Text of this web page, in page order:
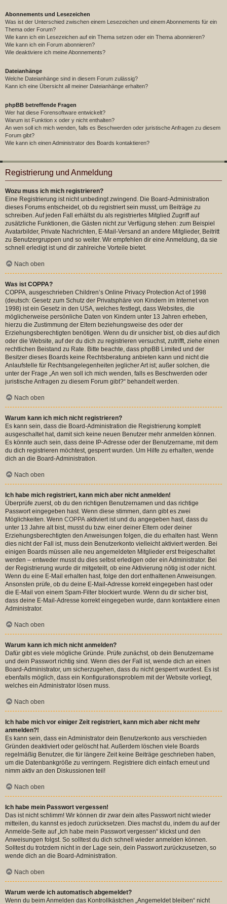
Abonnements und Lesezeichen
Was ist der Unterschied zwischen einem Lesezeichen und einem Abonnements für ein
Thema oder Forum?
Wie kann ich ein Lesezeichen auf ein Thema setzen oder ein Thema abonnieren?
Wie kann ich ein Forum abonnieren?
Wie deaktiviere ich meine Abonnements?
Dateianhänge
Welche Dateianhänge sind in diesem Forum zulässig?
Kann ich eine Übersicht all meiner Dateianhänge erhalten?
phpBB betreffende Fragen
Wer hat diese Forensoftware entwickelt?
Warum ist Funktion x oder y nicht enthalten?
An wen soll ich mich wenden, falls es Beschwerden oder juristische Anfragen zu diesem
Forum gibt?
Wie kann ich einen Administrator des Boards kontaktieren?
Registrierung und Anmeldung
Wozu muss ich mich registrieren?
Eine Registrierung ist nicht unbedingt zwingend. Die Board-Administration
dieses Forums entscheidet, ob du registriert sein musst, um Beiträge zu
schreiben. Auf jeden Fall erhältst du als registriertes Mitglied Zugriff auf
zusätzliche Funktionen, die Gästen nicht zur Verfügung stehen: zum Beispiel
Avatarbilder, Private Nachrichten, E-Mail-Versand an andere Mitglieder, Beitritt
zu Benutzergruppen und so weiter. Wir empfehlen dir eine Anmeldung, da sie
schnell erledigt ist und dir zahlreiche Vorteile bietet.
Nach oben
Was ist COPPA?
COPPA, ausgeschrieben Children’s Online Privacy Protection Act of 1998
(deutsch: Gesetz zum Schutz der Privatsphäre von Kindern im Internet von
1998) ist ein Gesetz in den USA, welches festlegt, dass Websites, die
möglicherweise persönliche Daten von Kindern unter 13 Jahren erheben,
hierzu die Zustimmung der Eltern beziehungsweise des oder der
Erziehungsberechtigten benötigen. Wenn du dir unsicher bist, ob dies auf dich
oder die Website, auf der du dich zu registrieren versuchst, zutrifft, ziehe einen
rechtlichen Beistand zu Rate. Bitte beachte, dass phpBB Limited und der
Besitzer dieses Boards keine Rechtsberatung anbieten kann und nicht die
Anlaufstelle für Rechtsangelegenheiten jeglicher Art ist; außer solchen, die
unter der Frage „An wen soll ich mich wenden, falls es Beschwerden oder
juristische Anfragen zu diesem Forum gibt?“ behandelt werden.
Nach oben
Warum kann ich mich nicht registrieren?
Es kann sein, dass die Board-Administration die Registrierung komplett
ausgeschaltet hat, damit sich keine neuen Benutzer mehr anmelden können.
Es könnte auch sein, dass deine IP-Adresse oder der Benutzername, mit dem
du dich registrieren möchtest, gesperrt wurden. Um Hilfe zu erhalten, wende
dich an die Board-Administration.
Nach oben
Ich habe mich registriert, kann mich aber nicht anmelden!
Überprüfe zuerst, ob du den richtigen Benutzernamen und das richtige
Passwort eingegeben hast. Wenn diese stimmen, dann gibt es zwei
Möglichkeiten. Wenn COPPA aktiviert ist und du angegeben hast, dass du
unter 13 Jahre alt bist, musst du bzw. einer deiner Eltern oder deiner
Erziehungsberechtigten den Anweisungen folgen, die du erhalten hast. Wenn
dies nicht der Fall ist, muss dein Benutzerkonto vielleicht aktiviert werden. Bei
einigen Boards müssen alle neu angemeldeten Mitglieder erst freigeschaltet
werden – entweder musst du dies selbst erledigen oder ein Administrator. Bei
der Registrierung wurde dir mitgeteilt, ob eine Aktivierung nötig ist oder nicht.
Wenn du eine E-Mail erhalten hast, folge den dort enthaltenen Anweisungen.
Ansonsten prüfe, ob du deine E-Mail-Adresse korrekt eingegeben hast oder
die E-Mail von einem Spam-Filter blockiert wurde. Wenn du dir sicher bist,
dass deine E-Mail-Adresse korrekt eingegeben wurde, dann kontaktiere einen
Administrator.
Nach oben
Warum kann ich mich nicht anmelden?
Dafür gibt es viele mögliche Gründe. Prüfe zunächst, ob dein Benutzername
und dein Passwort richtig sind. Wenn dies der Fall ist, wende dich an einen
Board-Administrator, um sicherzugehen, dass du nicht gesperrt wurdest. Es ist
ebenfalls möglich, dass ein Konfigurationsproblem mit der Website vorliegt,
welches ein Administrator lösen muss.
Nach oben
Ich habe mich vor einiger Zeit registriert, kann mich aber nicht mehr
anmelden?!
Es kann sein, dass ein Administrator dein Benutzerkonto aus verschieden
Gründen deaktiviert oder gelöscht hat. Außerdem löschen viele Boards
regelmäßig Benutzer, die für längere Zeit keine Beiträge geschrieben haben,
um die Datenbankgröße zu verringern. Registriere dich einfach erneut und
nimm aktiv an den Diskussionen teil!
Nach oben
Ich habe mein Passwort vergessen!
Das ist nicht schlimm! Wir können dir zwar dein altes Passwort nicht wieder
mitteilen, du kannst es jedoch zurücksetzen. Dies machst du, indem du auf der
Anmelde-Seite auf „Ich habe mein Passwort vergessen“ klickst und den
Anweisungen folgst. So solltest du dich schnell wieder anmelden können.
Solltest du trotzdem nicht in der Lage sein, dein Passwort zurückzusetzen, so
wende dich an die Board-Administration.
Nach oben
Warum werde ich automatisch abgemeldet?
Wenn du beim Anmelden das Kontrollkästchen „Angemeldet bleiben“ nicht